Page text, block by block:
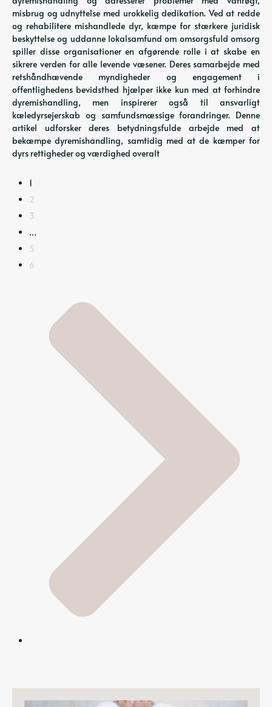
misbrug og udnyttelse med urokkelig dedikation. Ved at redde
og rehabilitere mishandlede dyr, kæmpe for stærkere juridisk
beskyttelse og uddanne lokalsamfund om omsorgsfuld omsorg
spiller disse organisationer en afgørende rolle i at skabe en
sikrere verden for alle levende væsener. Deres samarbejde med
retshåndhævende myndigheder og engagement i
offentlighedens bevidsthed hjælper ikke kun med at forhindre
dyremishandling, men inspirerer også til ansvarligt
kæledyrsejerskab og samfundsmæssige forandringer. Denne
artikel udforsker deres betydningsfulde arbejde med at
bekæmpe dyremishandling, samtidig med at de kæmper for
dyrs rettigheder og værdighed overalt
1
2
3
…
5
6